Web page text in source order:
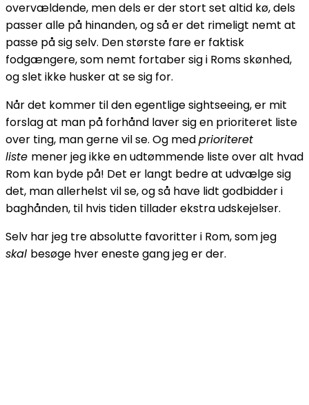
overvældende, men dels er der stort set altid kø, dels
passer alle på hinanden, og så er det rimeligt nemt at
passe på sig selv. Den største fare er faktisk
fodgængere, som nemt fortaber sig i Roms skønhed,
og slet ikke husker at se sig for.
Når det kommer til den egentlige sightseeing, er mit
forslag at man på forhånd laver sig en prioriteret liste
over ting, man gerne vil se. Og medprioriteret
liste mener jeg ikke en udtømmende liste over alt hvad
Rom kan byde på! Det er langt bedre at udvælge sig
det, man allerhelst vil se, og så have lidt godbidder i
baghånden, til hvis tiden tillader ekstra udskejelser.
Selv har jeg tre absolutte favoritter i Rom, som jeg
skal besøge hver eneste gang jeg er der.